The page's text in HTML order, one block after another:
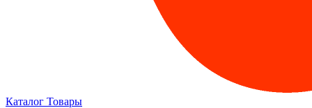
Каталог Товары